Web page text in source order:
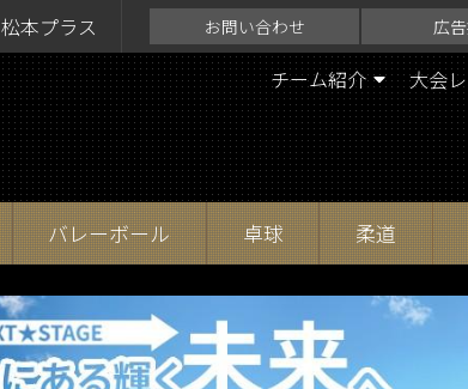
松本プラス お問い合わせ 広
チーム紹介 大会
バレーボール 卓球 柔道